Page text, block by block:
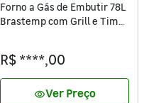
Forno a Gás de Embutir 78L
Brastemp com Grill e Timer
R$ ****,00
visibilityVer Preço